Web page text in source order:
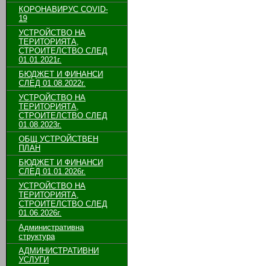
КОРОНАВИРУС COVID-
19
УСТРОЙСТВО НА
ТЕРИТОРИЯТА,
СТРОИТЕЛСТВО СЛЕД
01.01.2021г.
БЮДЖЕТ И ФИНАНСИ
СЛЕД 01.08.2022г.
УСТРОЙСТВО НА
ТЕРИТОРИЯТА,
СТРОИТЕЛСТВО СЛЕД
01.08.2023г.
ОБЩ УСТРОЙСТВЕН
ПЛАН
БЮДЖЕТ И ФИНАНСИ
СЛЕД 01.01.2026г.
УСТРОЙСТВО НА
ТЕРИТОРИЯТА,
СТРОИТЕЛСТВО СЛЕД
01.06.2026г.
Административна
структура
АДМИНИСТРАТИВНИ
УСЛУГИ